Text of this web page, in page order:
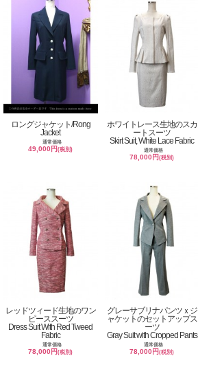
ロングジャケット/Rong
Jacket
通常価格
49,000円(税別)
ホワイトレース生地のスカ
ートスーツ
Skirt Suit, White Lace Fabric
通常価格
78,000円(税別)
レッドツィード生地のワン
ピーススーツ
Dress Suit With Red Tweed
Fabric
通常価格
78,000円(税別)
グレーサブリナパンツｘジ
ャケットのセットアップス
ーツ
Gray Suit with Cropped Pants
通常価格
78,000円(税別)